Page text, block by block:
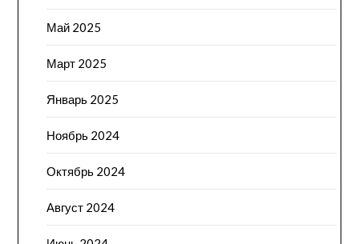
Май 2025
Март 2025
Январь 2025
Ноябрь 2024
Октябрь 2024
Август 2024